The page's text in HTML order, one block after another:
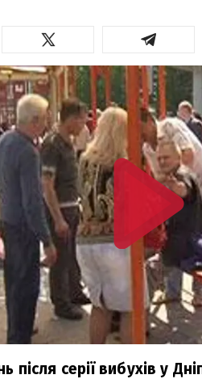
після серії вибухів у